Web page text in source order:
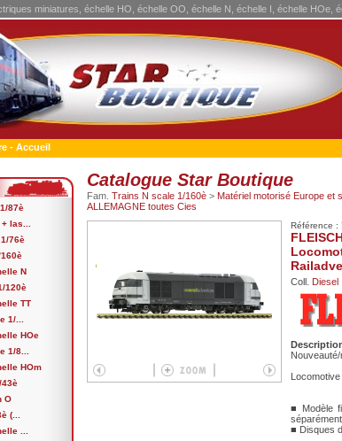
miniatures, échelle HO, échelle OO, échelle N, échelle I, échelle
- Accueil
87è
las...
76è
N
120è
TT
1/...
HOe
1/8...
HOm
43è
O
(...
...
Catalogue Star Boutique
Fam. Trains N scale 1/160è > Matériel motorisé Europe et
ALLEMAGNE toutes Cies
Référence :
Coll. Diesel
■ Modèle
séparément
■ Disques